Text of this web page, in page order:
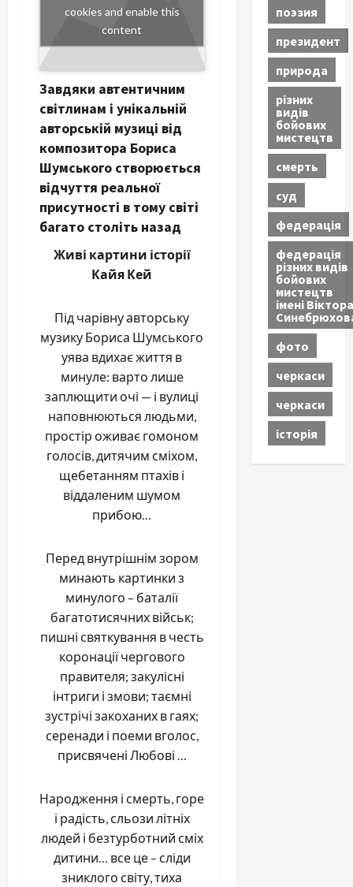
cookies and enable this
content
Завдяки автентичним
світлинам і унікальній
авторській музиці від
композитора Бориса
Шумського створюється
відчуття реальної
присутності в тому світі
багато століть назад
Живі картини історії
Кайя Кей
Під чарівну авторську
музику Бориса Шумського
уява вдихає життя в
минуле: варто лише
заплющити очі — і вулиці
наповнюються людьми,
простір оживає гомоном
голосів, дитячим сміхом,
щебетанням птахів і
віддаленим шумом
прибою…
Перед внутрішнім зором
минають картинки з
минулого – баталії
багатотисячних військ;
пишні святкування в честь
коронації чергового
правителя; закулісні
інтриги і змови; таємні
зустрічі закоханих в гаях;
серенади і поеми вголос,
присвячені Любові …
Народження і смерть, горе
і радість, сльози літніх
людей і безтурботний сміх
дитини… все це – сліди
зниклого світу, тиха
поэзия
президент
природа
різних
видів
бойових
мистецтв
смерть
суд
федерація
федерація
різних видів
бойових
мистецтв
імені Віктора
фото
черкаси
черкаси
історія